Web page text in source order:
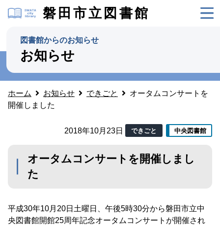
磐田市立図書館
図書館からのお知らせ
お知らせ
ホーム お知らせ できごと
オータムコンサートを
開催しました
2018年10月23日 できごと 中央図書館
オータムコンサートを開催しまし
た
平成30年10月20日土曜日、午後5時30分から磐田市立中
央図書館開館25周年記念オータムコンサートが開催され